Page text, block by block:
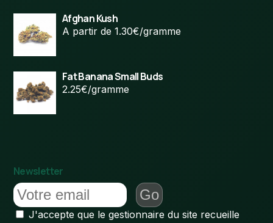
Afghan Kush
A partir de 1.30€/gramme
Fat Banana Small Buds
2.25€/gramme
Newsletter
J'accepte que le gestionnaire du site recueille